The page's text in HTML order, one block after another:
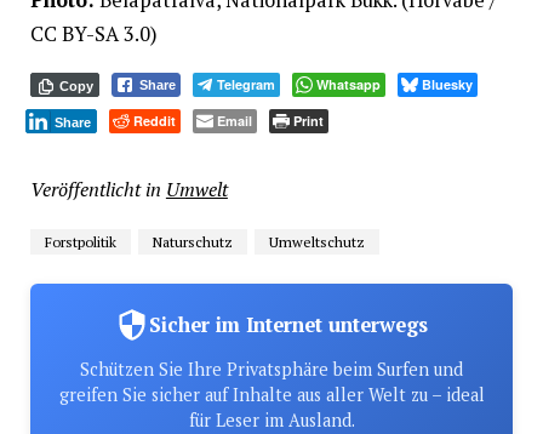
CC BY-SA 3.0)
Copy Share Telegram Whatsapp Bluesky
Share Reddit Email Print
Veröffentlicht in Umwelt
Forstpolitik Naturschutz Umweltschutz
Sicher im Internet unterwegs
Schützen Sie Ihre Privatsphäre beim Surfen und
greifen Sie sicher auf Inhalte aus aller Welt zu – ideal
für Leser im Ausland.